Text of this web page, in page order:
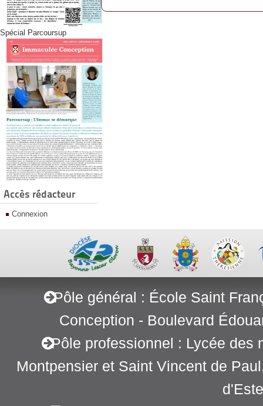
Spécial Parcoursup
Accès rédacteur
Connexion
Pôle général : École Saint
Conception - Boulevard
Pôle professionnel : Lycée des
Montpensier et Saint Vincent de